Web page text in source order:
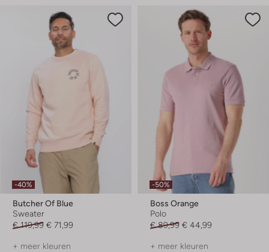
-40%
Butcher Of Blue
Sweater
€ 119,99 € 71,99
+ meer kleuren
-50%
Boss Orange
Polo
€ 89,99 € 44,99
+ meer kleuren